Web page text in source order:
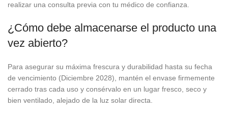
realizar una consulta previa con tu médico de confianza.
¿Cómo debe almacenarse el producto una
vez abierto?
Para asegurar su máxima frescura y durabilidad hasta su fecha
de vencimiento (Diciembre 2028), mantén el envase firmemente
cerrado tras cada uso y consérvalo en un lugar fresco, seco y
bien ventilado, alejado de la luz solar directa.